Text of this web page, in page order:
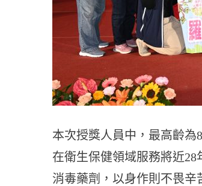
本次授獎人員中，最高齡為
在衛生保健領域服務將近
消毒藥劑，以身作則不畏辛